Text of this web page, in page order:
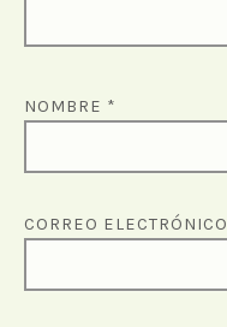
NOMBRE *
CORREO ELECTRÓNICO